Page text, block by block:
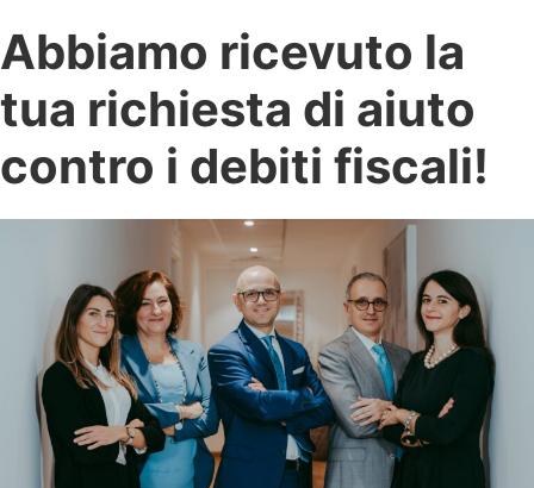
Abbiamo ricevuto la
tua richiesta di aiuto
contro i debiti fiscali!